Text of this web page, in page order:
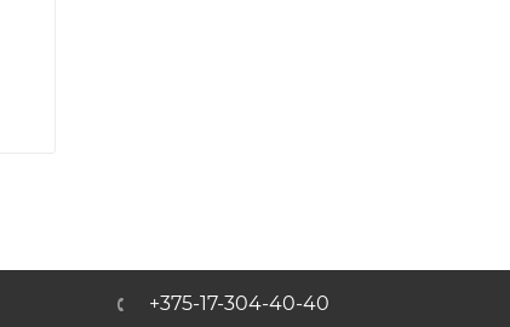
+375-17-304-40-40